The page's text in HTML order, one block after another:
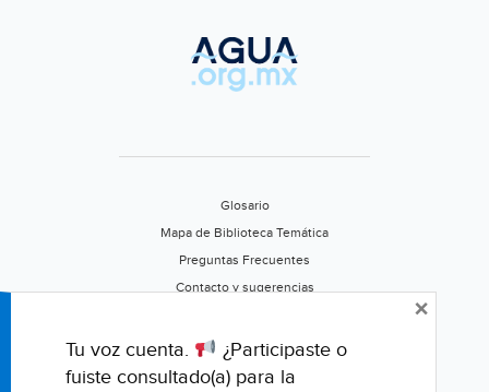
Glosario
Mapa de Biblioteca Temática
Preguntas Frecuentes
Contacto y sugerencias
Califica este portal
Tu voz cuenta.
¿Participaste o
fuiste consultado(a) para la
×